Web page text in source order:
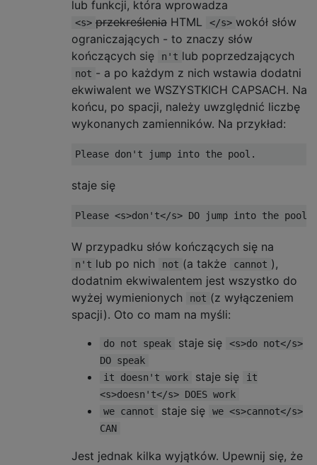
lub funkcji, która wprowadza
<s> przekreślenia HTML </s> wokół słów
ograniczających - to znaczy słów
kończących się
n't lub poprzedzających
not - a po każdym z nich wstawia dodatni
ekwiwalent we WSZYSTKICH CAPSACH. Na
końcu, po spacji, należy uwzględnić liczbę
wykonanych zamienników. Na przykład:
staje się
W przypadku słów kończących się na
n't lub po nich not (a także cannot ),
dodatnim ekwiwalentem jest wszystko do
wyżej wymienionych
not (z wyłączeniem
spacji). Oto co mam na myśli:
do not speak staje się
<s>do not</s>
DO speak
it doesn't work
staje się
it
<s>doesn't</s> DOES work
we cannot
staje się
we <s>cannot</s>
CAN
Jest jednak kilka wyjątków. Upewnij się, że